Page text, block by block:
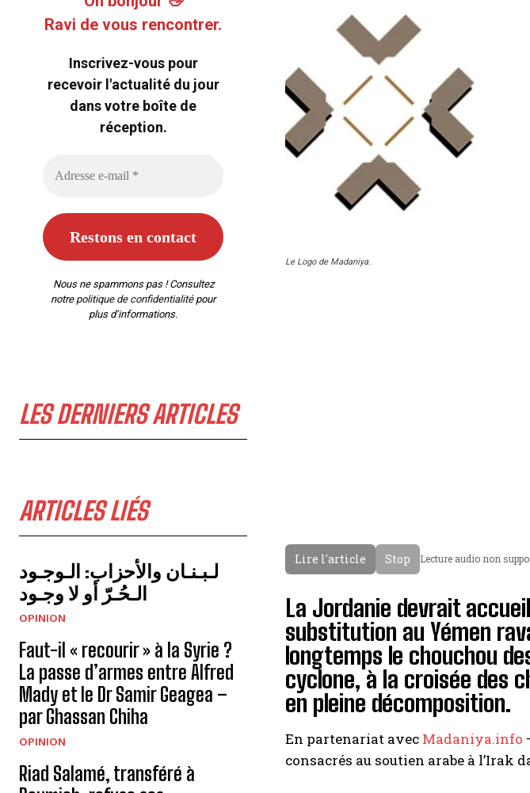
Ravi de vous rencontrer.
Inscrivez-vous pour
recevoir l'actualité du jour
dans votre boîte de
réception.
Nous ne spammons pas ! Consultez
notre politique de confidentialitépour
plus d’informations.
LES DERNIERS ARTICLES
ARTICLES LIÉS
لـبـنـان والأحزاب: الـوجـود
الـحُـرّ أو لا وجـود
OPINION
Faut-il « recourir » à la Syrie ?
La passe d’armes entre Alfred
Mady et le Dr Samir Geagea –
par Ghassan Chiha
OPINION
Riad Salamé, transféré à
Le Logo de Madaniya.
Lire l'article Stop Lecture audio non
La Jordanie devrait
substitution au Yémen
longtemps le chouchou
cyclone, à la croisée des
en pleine décomposition.
En partenariat avec Madaniya.info
consacrés au soutien arabe à l’Irak